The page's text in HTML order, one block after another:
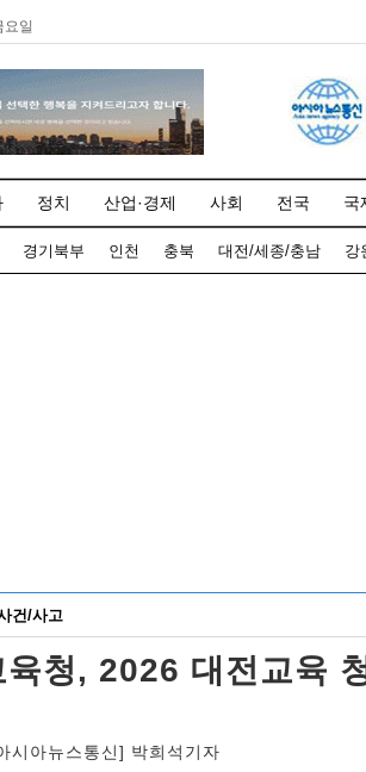
일
정치 산업·경제 사회 전국 국
경기북부 인천 충북 대전/세종/충남 강
건/사고
육청, 2026 대전교육
시아뉴스통신] 박희석기자